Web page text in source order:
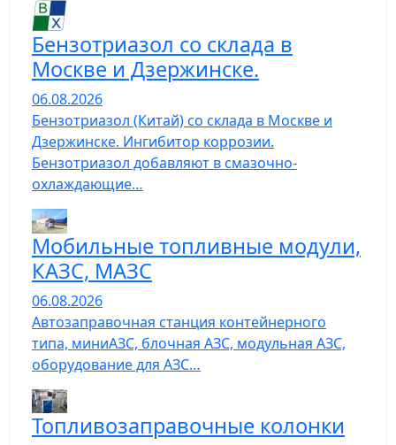
Бензотриазол со склада в
Москве и Дзержинске.
06.08.2026
Бензотриазол (Китай) со склада в Москве и
Дзержинске. Ингибитор коррозии.
Бензотриазол добавляют в смазочно-
охлаждающие…
Мобильные топливные модули,
КАЗС, МАЗС
06.08.2026
Автозаправочная станция контейнерного
типа, миниАЗС, блочная АЗС, модульная АЗС,
оборудование для АЗС…
Топливозаправочные колонки